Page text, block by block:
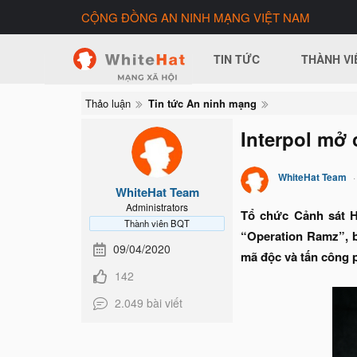
CỘNG ĐỒNG AN NINH MẠNG VIỆT NAM
TIN TỨC THÀNH
Thảo luận Tin tức An ninh mạng
WhiteHat Team
Administrators
Thành viên BQT
09/04/2020
142
2.049 bài viết
Interpol mở
WhiteHat Team
Tổ chức Cảnh sát
“Operation
mã độc và tấn công